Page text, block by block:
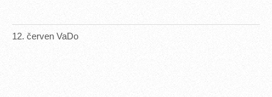
12. červen VaDo